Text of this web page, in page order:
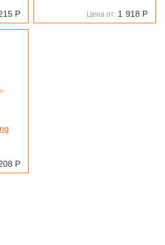
Р Цена от: 1 918 Р
Р